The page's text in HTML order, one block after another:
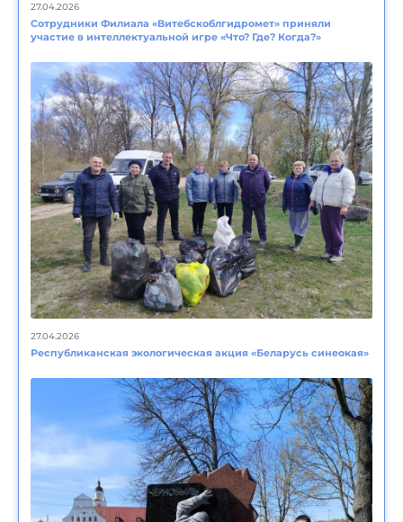
27.04.2026
Сотрудники Филиала «Витебскоблгидромет» приняли
участие в интеллектуальной игре «Что? Где? Когда?»
27.04.2026
Республиканская экологическая акция «Беларусь синеокая»